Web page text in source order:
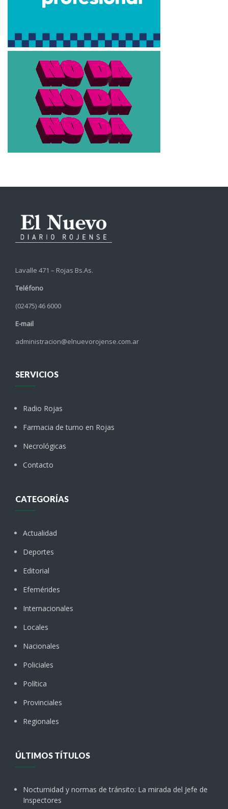
Lavalle 471 – Rojas Bs.As.
Teléfono
(02475) 46 6000
E-mail
administracion@elnuevorojense.com.ar
SERVICIOS
Radio Rojas
Farmacia de turno en Rojas
Necrológicas
Contacto
CATEGORÍAS
Actualidad
Deportes
Editorial
Efemérides
Internacionales
Locales
Nacionales
Policiales
Política
Provinciales
Regionales
ÚLTIMOS TÍTULOS
Nocturnidad y normas de tránsito: La mirada del Jefe de
Inspectores